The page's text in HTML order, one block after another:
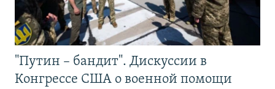
"Путин – бандит". Дискуссии в
Конгрессе США о военной помощи